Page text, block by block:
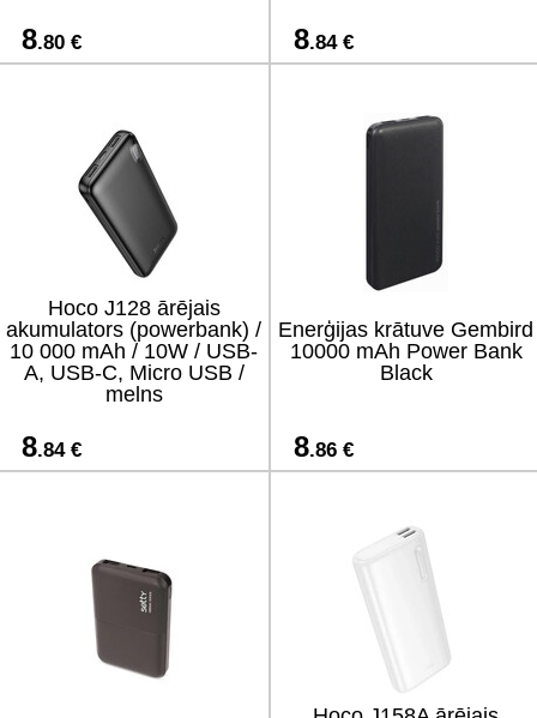
8.80 € 8.84 €
Hoco J128 ārējais
akumulators (powerbank) /
10 000 mAh / 10W / USB-
A, USB-C, Micro USB /
melns
8.84 €
Enerģijas krātuve Gembird
10000 mAh Power Bank
Black
8.86 €